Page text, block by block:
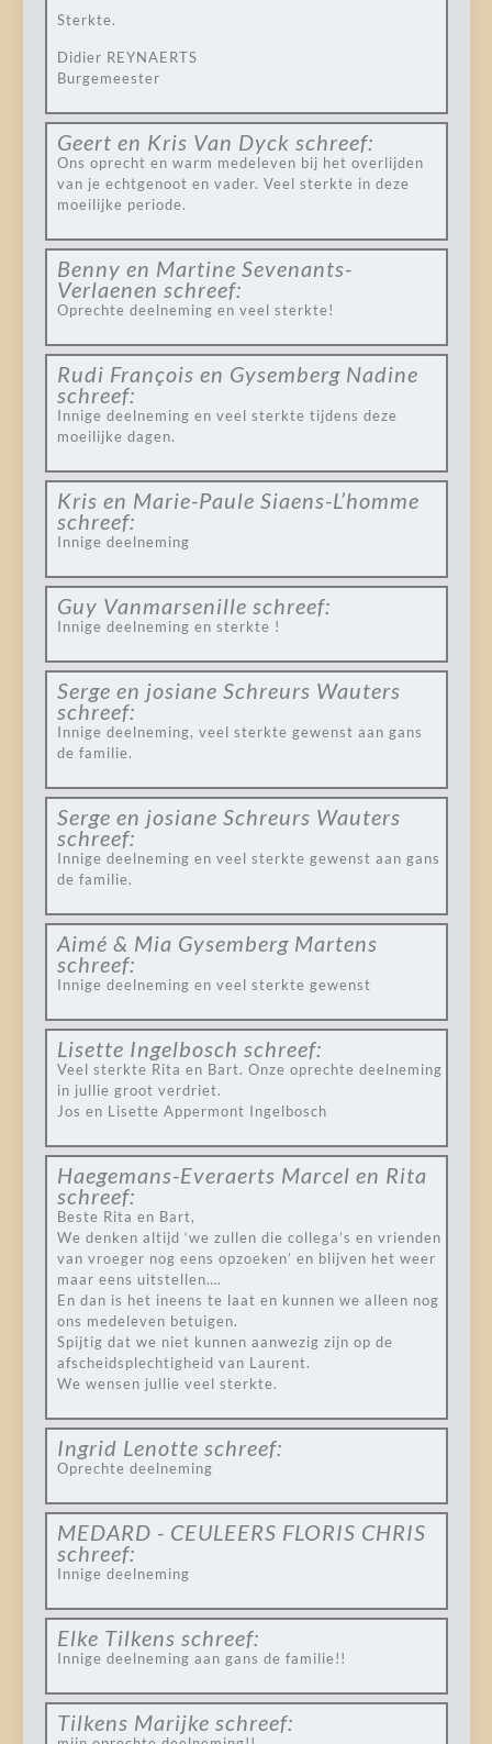
Sterkte.
Didier REYNAERTS
Burgemeester
Geert en Kris Van Dyck schreef:
Ons oprecht en warm medeleven bij het overlijden
van je echtgenoot en vader. Veel sterkte in deze
moeilijke periode.
Benny en Martine Sevenants-
Verlaenen schreef:
Oprechte deelneming en veel sterkte!
Rudi François en Gysemberg Nadine
schreef:
Innige deelneming en veel sterkte tijdens deze
moeilijke dagen.
Kris en Marie-Paule Siaens-L’homme
schreef:
Innige deelneming
Guy Vanmarsenille schreef:
Innige deelneming en sterkte !
Serge en josiane Schreurs Wauters
schreef:
Innige deelneming, veel sterkte gewenst aan gans
de familie.
Serge en josiane Schreurs Wauters
schreef:
Innige deelneming en veel sterkte gewenst aan gans
de familie.
Aimé & Mia Gysemberg Martens
schreef:
Innige deelneming en veel sterkte gewenst
Lisette Ingelbosch schreef:
Veel sterkte Rita en Bart. Onze oprechte deelneming
in jullie groot verdriet.
Jos en Lisette Appermont Ingelbosch
Haegemans-Everaerts Marcel en Rita
schreef:
Beste Rita en Bart,
We denken altijd ‘we zullen die collega’s en vrienden
van vroeger nog eens opzoeken’ en blijven het weer
maar eens uitstellen….
En dan is het ineens te laat en kunnen we alleen nog
ons medeleven betuigen.
Spijtig dat we niet kunnen aanwezig zijn op de
afscheidsplechtigheid van Laurent.
We wensen jullie veel sterkte.
Ingrid Lenotte schreef:
Oprechte deelneming
MEDARD - CEULEERS FLORIS CHRIS
schreef:
Innige deelneming
Elke Tilkens schreef:
Innige deelneming aan gans de familie!!
Tilkens Marijke schreef: